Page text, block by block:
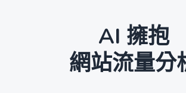
AI 擁抱
網站流量分